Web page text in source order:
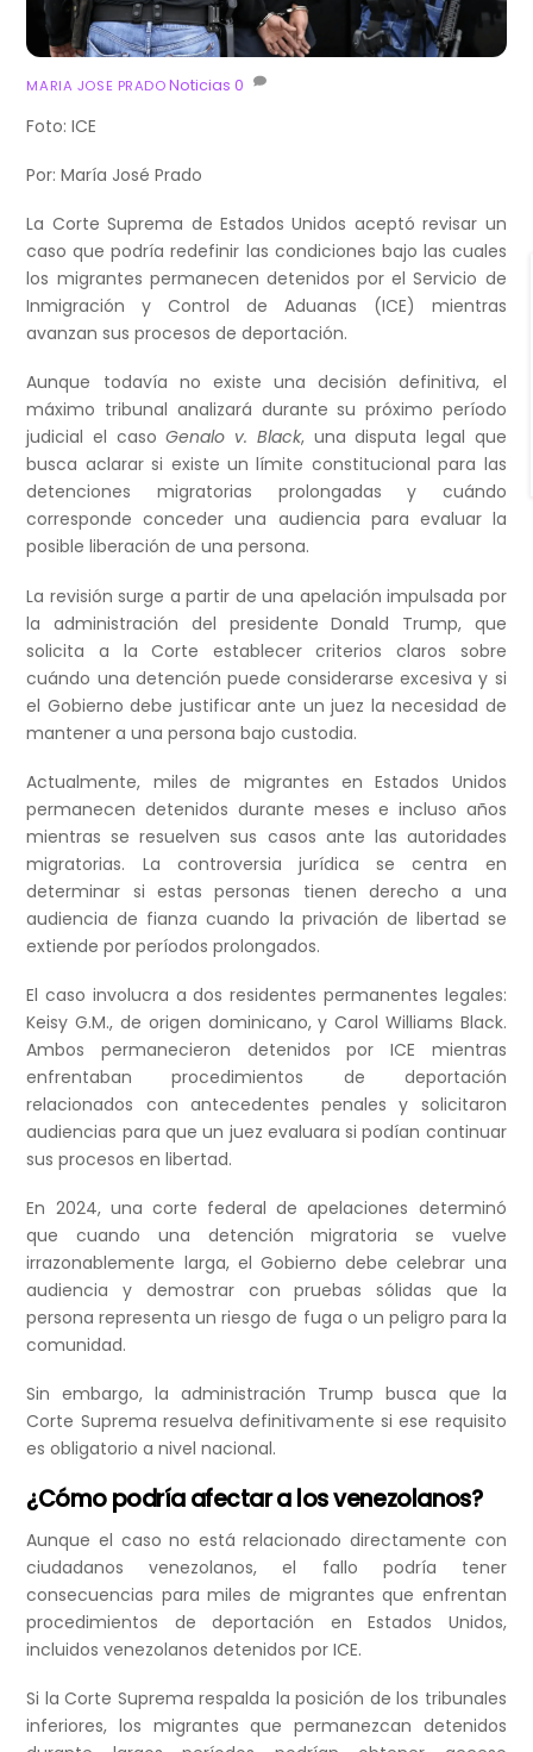
MARIA JOSE PRADO Noticias 0
Foto: ICE
Por: María José Prado
La Corte Suprema de Estados Unidos aceptó revisar un
caso que podría redefinir las condiciones bajo las cuales
los migrantes permanecen detenidos por el Servicio de
Inmigración y Control de Aduanas (ICE) mientras
avanzan sus procesos de deportación.
Aunque todavía no existe una decisión definitiva, el
máximo tribunal analizará durante su próximo período
judicial el casoGenalo v. Black, una disputa legal que
busca aclarar si existe un límite constitucional para las
detenciones migratorias prolongadas y cuándo
corresponde conceder una audiencia para evaluar la
posible liberación de una persona.
La revisión surge a partir de una apelación impulsada por
la administración del presidente Donald Trump, que
solicita a la Corte establecer criterios claros sobre
cuándo una detención puede considerarse excesiva y si
el Gobierno debe justificar ante un juez la necesidad de
mantener a una persona bajo custodia.
Actualmente, miles de migrantes en Estados Unidos
permanecen detenidos durante meses e incluso años
mientras se resuelven sus casos ante las autoridades
migratorias. La controversia jurídica se centra en
determinar si estas personas tienen derecho a una
audiencia de fianza cuando la privación de libertad se
extiende por períodos prolongados.
El caso involucra a dos residentes permanentes legales:
Keisy G.M., de origen dominicano, y Carol Williams Black.
Ambos permanecieron detenidos por ICE mientras
enfrentaban procedimientos de deportación
relacionados con antecedentes penales y solicitaron
audiencias para que un juez evaluara si podían continuar
sus procesos en libertad.
En 2024, una corte federal de apelaciones determinó
que cuando una detención migratoria se vuelve
irrazonablemente larga, el Gobierno debe celebrar una
audiencia y demostrar con pruebas sólidas que la
persona representa un riesgo de fuga o un peligro para la
comunidad.
Sin embargo, la administración Trump busca que la
Corte Suprema resuelva definitivamente si ese requisito
es obligatorio a nivel nacional.
¿Cómo podría afectar a los venezolanos?
Aunque el caso no está relacionado directamente con
ciudadanos venezolanos, el fallo podría tener
consecuencias para miles de migrantes que enfrentan
procedimientos de deportación en Estados Unidos,
incluidos venezolanos detenidos por ICE.
Si la Corte Suprema respalda la posición de los tribunales
inferiores, los migrantes que permanezcan detenidos